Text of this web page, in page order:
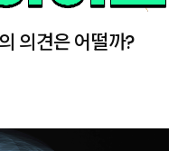
의견은 어떨까?